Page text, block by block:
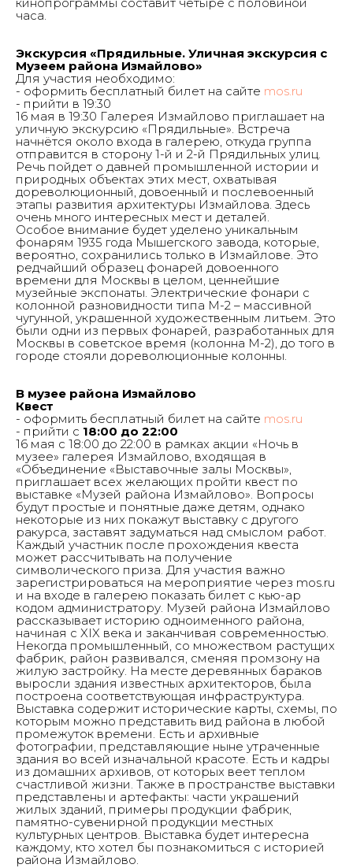
часа.
Экскурсия «Прядильные. Уличная экскурсия с
Музеем района Измайлово»
Для участия необходимо:
- оформить бесплатный билет на сайте mos.ru
- прийти в 19:30
16 мая в 19:30 Галерея Измайлово приглашает на
уличную экскурсию «Прядильные». Встреча
начнётся около входа в галерею, откуда группа
отправится в сторону 1-й и 2-й Прядильных улиц.
Речь пойдет о давней промышленной истории и
природных объектах этих мест, охватывая
дореволюционный, довоенный и послевоенный
этапы развития архитектуры Измайлова. Здесь
очень много интересных мест и деталей.
Особое внимание будет уделено уникальным
фонарям 1935 года Мышегского завода, которые,
вероятно, сохранились только в Измайлове. Это
редчайший образец фонарей довоенного
времени для Москвы в целом, ценнейшие
музейные экспонаты. Электрические фонари с
колонной разновидности типа М-2 – массивной
чугунной, украшенной художественным литьем. Это
были одни из первых фонарей, разработанных для
Москвы в советское время (колонна М-2), до того в
городе стояли дореволюционные колонны.
В музее района Измайлово
Квест
- оформить бесплатный билет на сайте mos.ru
- прийти с 18:00 до 22:00
16 мая с 18:00 до 22:00 в рамках акции «Ночь в
музее» галерея Измайлово, входящая в
«Объединение «Выставочные залы Москвы»,
приглашает всех желающих пройти квест по
выставке «Музей района Измайлово». Вопросы
будут простые и понятные даже детям, однако
некоторые из них покажут выставку с другого
ракурса, заставят задуматься над смыслом работ.
Каждый участник после прохождения квеста
может рассчитывать на получение
символического приза. Для участия важно
зарегистрироваться на мероприятие через mos.ru
и на входе в галерею показать билет с кью-ар
кодом администратору. Музей района Измайлово
рассказывает историю одноименного района,
начиная с XIX века и заканчивая современностью.
Некогда промышленный, со множеством растущих
фабрик, район развивался, сменяя промзону на
жилую застройку. На месте деревянных бараков
выросли здания известных архитекторов, была
построена соответствующая инфраструктура.
Выставка содержит исторические карты, схемы, по
которым можно представить вид района в любой
промежуток времени. Есть и архивные
фотографии, представляющие ныне утраченные
здания во всей изначальной красоте. Есть и кадры
из домашних архивов, от которых веет теплом
счастливой жизни. Также в пространстве выставки
представлены и артефакты: части украшений
жилых зданий, примеры продукции фабрик,
памятно-сувенирной продукции местных
культурных центров. Выставка будет интересна
каждому, кто хотел бы познакомиться с историей
района Измайлово.
Галерея
Измайлово
© 2017-2026 Выставочные залы Москвы
Использование материалов разрешено только с
предварительного согласия правообладателей.
Все права на изображения и тексты принадлежат
Главная
О нас
Выставки & события
Новости
Студии
СМИ о нас
Заявка на проект
Контакты
Online
© 2017-2026 Выставочные залы Москвы
Сайт может содержать контент, не
#IzmArtFactory